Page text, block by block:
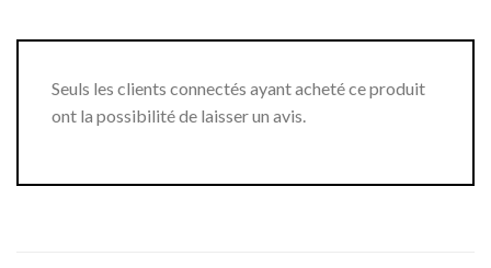
Seuls les clients connectés ayant acheté ce produit
ont la possibilité de laisser un avis.